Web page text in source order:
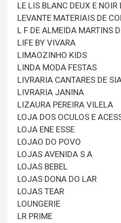
LE LIS BLANC DEUX E NOIR
LEVANTE MATERIAIS DE
L F DE ALMEIDA MARTINS
LIFE BY VIVARA
LIMAOZINHO KIDS
LINDA MODA FESTAS
LIVRARIA CANTARES DE
LIVRARIA JANINA
LIZAURA PEREIRA VILELA
LOJA DOS OCULOS E
LOJA ENE ESSE
LOJAO DO POVO
LOJAS AVENIDA S.A
LOJAS BEBEL
LOJAS DONA DO LAR
LOJAS TEAR
LOUNGERIE
LR PRIME